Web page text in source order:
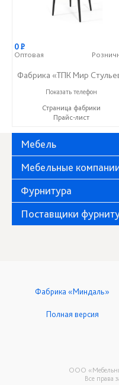
0Р
Оптовая
Фабрика «ТПК Мир
8 (927) 648-00-04
Показать телефон
Страница фабрики
Прайс-лист
Мебель
Мебельные
Фурнитура
Поставщики
ООО
Все права
Фабрика «Миндаль»
Полная версия